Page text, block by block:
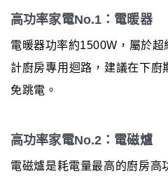
高功率家電No.1：電暖器
電暖器功率約1500W，屬於
計廚房專用迴路，建議在下廚
免跳電。
高功率家電No.2：電磁爐
電磁爐是耗電量最高的廚房高